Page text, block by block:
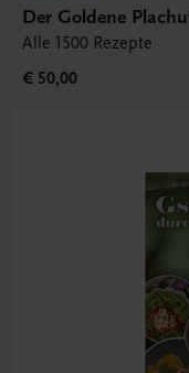
Der Goldene
Alle 1500 Rezepte
€ 50,00